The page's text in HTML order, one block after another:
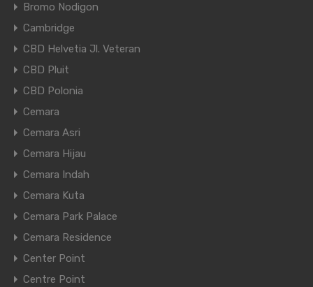
Bromo Nodigon
Cambridge
CBD Helvetia Jl. Veteran
CBD Pluit
CBD Polonia
Cemara
Cemara Asri
Cemara Hijau
Cemara Indah
Cemara Kuta
Cemara Park Palace
Cemara Residence
Center Point
Centre Point